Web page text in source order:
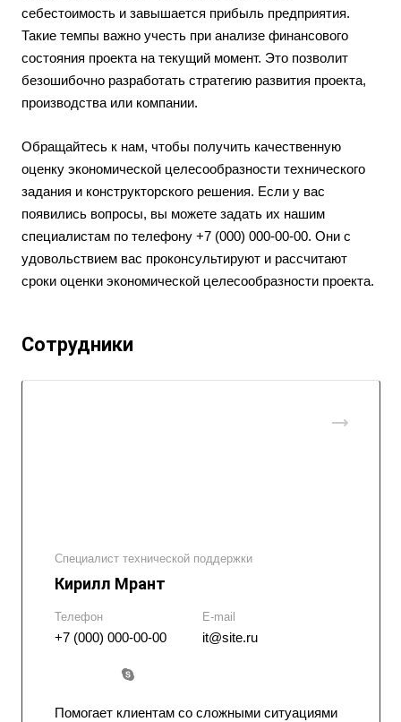
себестоимость и завышается прибыль предприятия.
Такие темпы важно учесть при анализе финансового
состояния проекта на текущий момент. Это позволит
безошибочно разработать стратегию развития проекта,
производства или компании.
Обращайтесь к нам, чтобы получить качественную
оценку экономической целесообразности технического
задания и конструкторского решения. Если у вас
появились вопросы, вы можете задать их нашим
специалистам по телефону +7 (000) 000-00-00. Они с
удовольствием вас проконсультируют и рассчитают
сроки оценки экономической целесообразности проекта.
Сотрудники
Специалист технической поддержки
Кирилл Мрант
Телефон
+7 (000) 000-00-00
E-mail
it@site.ru
Помогает клиентам со сложными ситуациями